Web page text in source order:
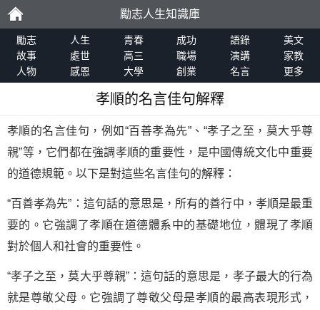
勵
志
勵志人生知識庫
勵志 人生 青春 成功 語錄
美文
故事
處世 高三 職場 演講
家教
人物
感恩 大學 創業 名言 更多
孝順的名言佳句解釋
孝順的名言佳句，例如“百善孝為先”、“孝子之至，莫大乎尊
親”等，它們都在強調孝順的重要性，是中國傳統文化中重要
的道德規範。以下是對這些名言佳句的解釋：
“百善孝為先”：這句話的意思是，所有的善行中，孝順是最重
要的。它強調了孝順在道德體系中的基礎地位，體現了孝順
對於個人和社會的重要性。
“孝子之至，莫大乎尊親”：這句話的意思是，孝子最大的行為
就是尊敬父母。它強調了尊敬父母是孝順的最高表現形式，